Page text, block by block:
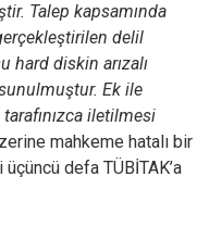
Talep kapsamında
delil
hard diskin arızalı
Ek ile
iletilmesi
mahkeme hatalı bir
defa TÜBİTAK’a